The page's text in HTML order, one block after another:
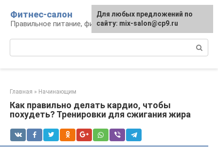
контенту
Фитнес-салон
Правильное питание, фитнес, образ жизни
Главная » Начинающим
Как правильно делать кардио, чтобы
похудеть? Тренировки для сжигания жира
Для любых предложений по
сайту: mix-salon@cp9.ru